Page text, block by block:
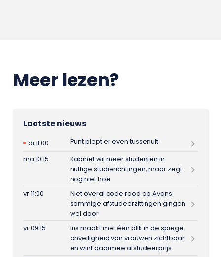
Meer lezen?
Laatste nieuws
di 11:00
Punt piept er even tussenuit
ma 10:15
Kabinet wil meer studenten in
nuttige studierichtingen, maar zegt
nog niet hoe
vr 11:00
Niet overal code rood op Avans:
sommige afstudeerzittingen gingen
wel door
vr 09:15
Iris maakt met één blik in de spiegel
onveiligheid van vrouwen zichtbaar
en wint daarmee afstudeerprijs